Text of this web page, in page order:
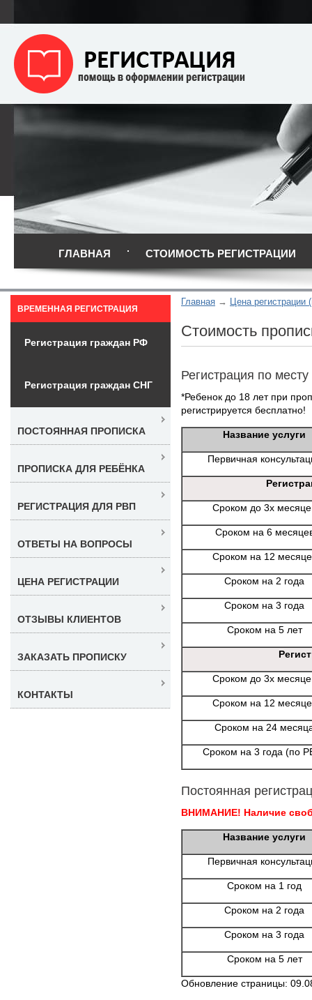
ГЛАВНАЯ СТОИМОСТЬ РЕГИСТРАЦИИ
Главная Цена регистрации
Стоимость
Регистрация по
*Ребенок до 18 лет при
регистрируется бесплатно!
Название услуги
Первичная
Сроком до 3х
Сроком на 6
Сроком на 12
Сроком на 2 года
Сроком на 3 года
Сроком на 5 лет
Сроком до 3х
Сроком на 12
Сроком на 24
Сроком на 3 года (по
Постоянная
ВНИМАНИЕ! Наличие
Название услуги
Первичная
Сроком на 1 год
Сроком на 2 года
Сроком на 3 года
Сроком на 5 лет
Обновление страницы:
ВРЕМЕННАЯ РЕГИСТРАЦИЯ
Регистрация граждан РФ
Регистрация граждан СНГ
ПОСТОЯННАЯ ПРОПИСКА
ПРОПИСКА ДЛЯ РЕБЁНКА
РЕГИСТРАЦИЯ ДЛЯ РВП
ОТВЕТЫ НА ВОПРОСЫ
ЦЕНА РЕГИСТРАЦИИ
ОТЗЫВЫ КЛИЕНТОВ
ЗАКАЗАТЬ ПРОПИСКУ
КОНТАКТЫ